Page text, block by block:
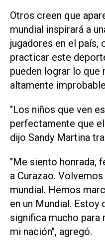
Otros creen que
mundial inspirará a
jugadores en el país,
⁠practicar este
pueden lograr lo que
altamente
"Los niños que ven
perfectamente que
dijo Sandy Martina
"Me siento honrada,
a Curazao.
mundial. Hemos
en un Mundial.
significa mucho para
mi nación", agregó.